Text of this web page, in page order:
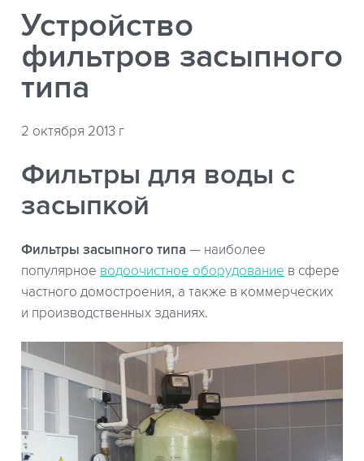
Устройство
фильтров засыпного
типа
2 октября 2013 г
Фильтры для воды с
засыпкой
Фильтры засыпного типа — наиболее
популярное водоочистное оборудование в сфере
частного домостроения, а также в коммерческих
и производственных зданиях.